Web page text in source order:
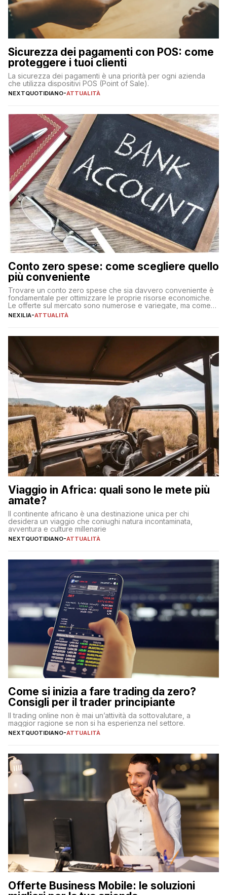
Sicurezza dei pagamenti con POS: come
proteggere i tuoi clienti
La sicurezza dei pagamenti è una priorità per ogni azienda
che utilizza dispositivi POS (Point of Sale).
NEXTQUOTIDIANO-ATTUALITÀ
Conto zero spese: come scegliere quello
più conveniente
Trovare un conto zero spese che sia davvero conveniente è
fondamentale per ottimizzare le proprie risorse economiche.
Le offerte sul mercato sono numerose e variegate, ma come
individuare quella più adatta alle proprie esigenze senza
sul […]
NEXILIA-ATTUALITÀ
Viaggio in Africa: quali sono le mete più
amate?
Il continente africano è una destinazione unica per chi
desidera un viaggio che coniughi natura incontaminata,
avventura e culture millenarie
NEXTQUOTIDIANO-ATTUALITÀ
Come si inizia a fare trading da zero?
Consigli per il trader principiante
Il trading online non è mai un’attività da sottovalutare, a
maggior ragione se non si ha esperienza nel settore.
NEXTQUOTIDIANO-ATTUALITÀ
Offerte Business Mobile: le soluzioni